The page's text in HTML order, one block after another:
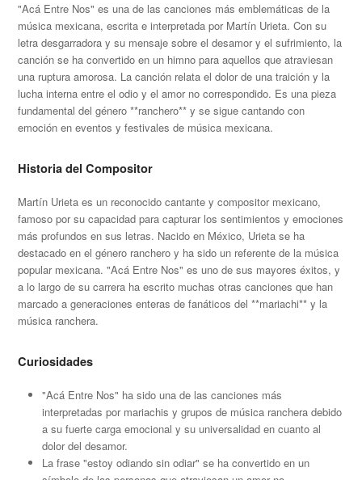
"Acá Entre Nos" es una de las canciones más emblemáticas de la
música mexicana, escrita e interpretada por Martín Urieta. Con su
letra desgarradora y su mensaje sobre el desamor y el sufrimiento, la
canción se ha convertido en un himno para aquellos que atraviesan
una ruptura amorosa. La canción relata el dolor de una traición y la
lucha interna entre el odio y el amor no correspondido. Es una pieza
fundamental del género **ranchero** y se sigue cantando con
emoción en eventos y festivales de música mexicana.
Historia del Compositor
Martín Urieta es un reconocido cantante y compositor mexicano,
famoso por su capacidad para capturar los sentimientos y emociones
más profundos en sus letras. Nacido en México, Urieta se ha
destacado en el género ranchero y ha sido un referente de la música
popular mexicana. "Acá Entre Nos" es uno de sus mayores éxitos, y
a lo largo de su carrera ha escrito muchas otras canciones que han
marcado a generaciones enteras de fanáticos del **mariachi** y la
música ranchera.
Curiosidades
"Acá Entre Nos" ha sido una de las canciones más
interpretadas por mariachis y grupos de música ranchera debido
a su fuerte carga emocional y su universalidad en cuanto al
dolor del desamor.
La frase "estoy odiando sin odiar" se ha convertido en un